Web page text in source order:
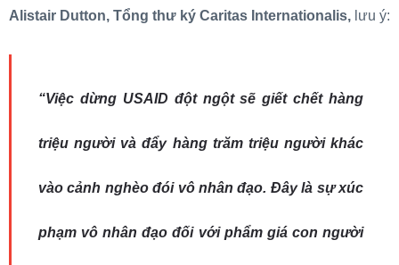
Alistair Dutton, Tổng thư ký Caritas Internationalis, lưu ý:
“Việc dừng USAID đột ngột sẽ giết chết hàng
triệu người và đẩy hàng trăm triệu người khác
vào cảnh nghèo đói vô nhân đạo. Đây là sự xúc
phạm vô nhân đạo đối với phẩm giá con người